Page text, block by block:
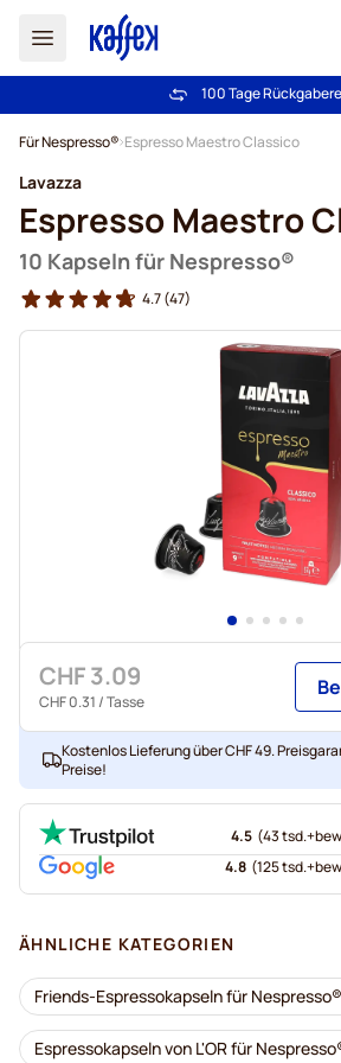
Kostenlos Lieferung über
100 Tage
Für Nespresso® Espresso Maestro Classico
Lavazza
Espresso Maestro
10 Kapseln für Nespresso®
4.7(47)
CHF 3.09
CHF 0.31 / Tasse
Kostenlos Lieferung über CHF 49.
Preise!
4.5 (43 tsd.+
4.8 (125 tsd.+
ÄHNLICHE KATEGORIEN
Friends-Espressokapseln für Nespresso®
Espressokapseln von L'OR für